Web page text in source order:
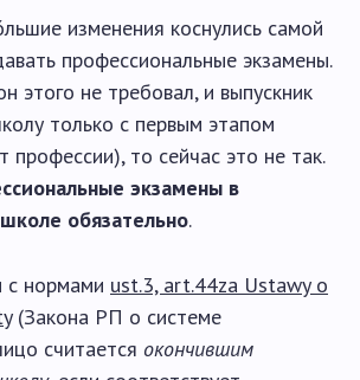
изменения коснулись самой
профессиональные экзамены.
этого не требовал, и выпускник
только с первым этапом
профессии), то сейчас это не так.
экзамены в
обязательно.
с нормами ust.3, art.44za Ustawy o
(Закона РП о системе
считается окончившим